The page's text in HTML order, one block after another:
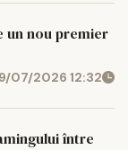
un nou premier
07/2026 12:32
între